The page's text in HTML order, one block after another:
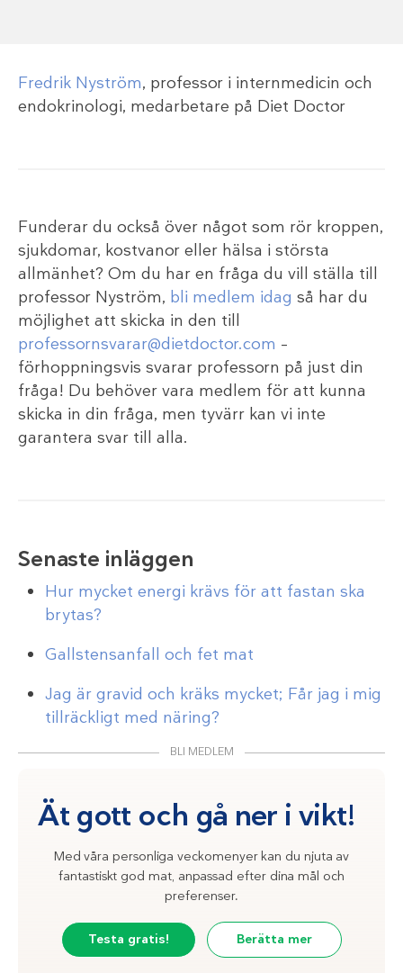
Fredrik Nyström, professor i internmedicin och
endokrinologi, medarbetare på Diet Doctor
Funderar du också över något som rör kroppen,
sjukdomar, kostvanor eller hälsa i största
allmänhet? Om du har en fråga du vill ställa till
professor Nyström, bli medlem idag så har du
möjlighet att skicka in den till
professornsvarar@dietdoctor.com –
förhoppningsvis svarar professorn på just din
fråga! Du behöver vara medlem för att kunna
skicka in din fråga, men tyvärr kan vi inte
garantera svar till alla.
Senaste inläggen
Hur mycket energi krävs för att fastan ska
brytas?
Gallstensanfall och fet mat
Jag är gravid och kräks mycket; Får jag i mig
tillräckligt med näring?
BLI MEDLEM
Ät gott och gå ner i vikt!
Med våra personliga veckomenyer kan du njuta av
fantastiskt god mat, anpassad efter dina mål och
preferenser.
Testa gratis! Berätta mer